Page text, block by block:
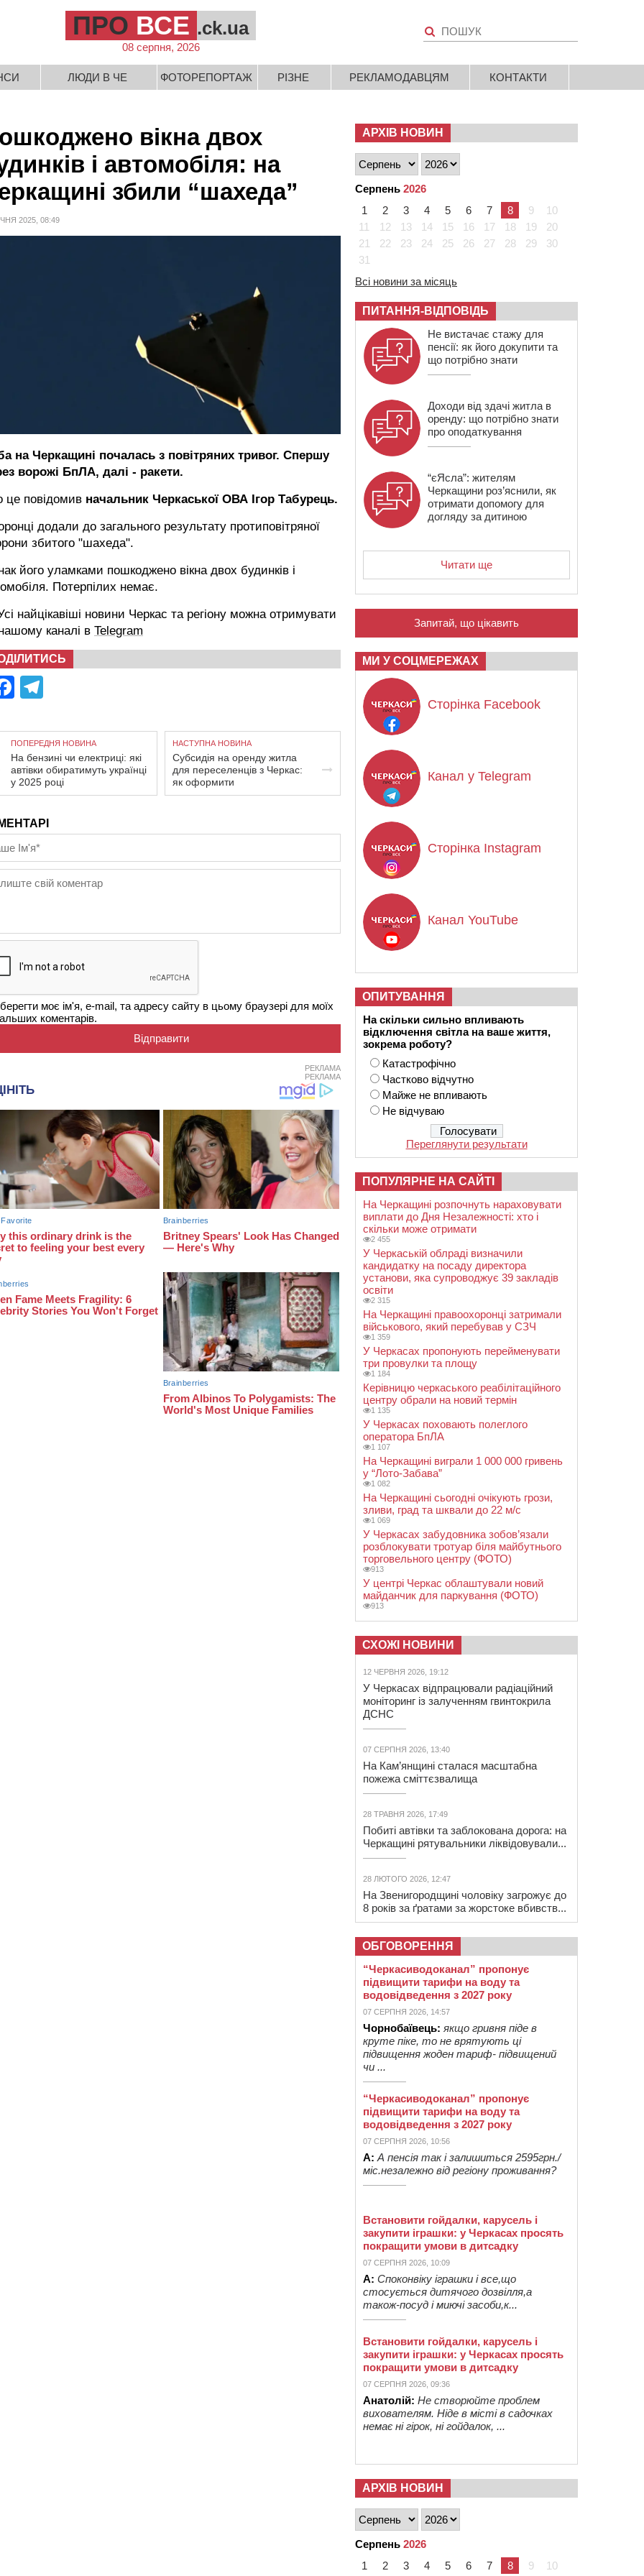
ПРО ВСЕ .ck.ua
08 серпня, 2026
ЛЮДИ В ЧЕ ФОТОРЕПОРТАЖ РІЗНЕ РЕКЛАМОДАВЦЯМ КОНТАКТИ
вікна двох
і автомобіля: на
збили “шахеда”
2025, 08:49
на Черкащині почалась з повітряних тривог. Спершу
ворожі БпЛА, далі - ракети.
це повідомив начальник Черкаської ОВА Ігор Табурець.
додали до загального результату протиповітряної
збитого "шахеда".
його уламками пошкоджено вікна двох будинків і
Потерпілих немає.
найцікавіші новини Черкас та регіону можна отримувати
каналі в Telegram
Facebook
ПОПЕРЕДНЯ НОВИНА
На бензині чи електриці: які
автівки обиратимуть українці
у 2025 році
НАСТУПНА НОВИНА
Субсидія на оренду житла
для переселенців з Черкас:
як оформити
моє ім'я, e-mail, та адресу сайту в цьому браузері для моїх
коментарів.
РЕКЛАМА
РЕКЛАМА
АРХІВ НОВИН
Серпень 2026
1
2 3 4 5 6 7 8 9
10
11
12 13 14 15 16 17 18 19
20
21
22 23 24 25 26 27 28 29
30
31
Всі новини за місяць
ПИТАННЯ-ВІДПОВІДЬ
Не вистачає стажу для
пенсії: як його докупити та
що потрібно знати
Доходи від здачі житла в
оренду: що потрібно знати
про оподаткування
“єЯсла”: жителям
Черкащини роз’яснили, як
отримати допомогу для
догляду за дитиною
Читати ще
Запитай, що цікавить
МИ У СОЦМЕРЕЖАХ
Сторінка Facebook
Канал у Telegram
Сторінка Instagram
Канал YouTube
ОПИТУВАННЯ
На скільки сильно впливають
відключення світла на ваше життя,
зокрема роботу?
Катастрофічно
Частково відчутно
Майже не впливають
Не відчуваю
Переглянути результати
ПОПУЛЯРНЕ НА САЙТІ
На Черкащині розпочнуть нараховувати
виплати до Дня Незалежності: хто і
скільки може отримати
2 455
У Черкаській облраді визначили
кандидатку на посаду директора
установи, яка супроводжує 39 закладів
освіти
2 315
На Черкащині правоохоронці затримали
військового, який перебував у СЗЧ
1 359
У Черкасах пропонують перейменувати
три провулки та площу
1 184
Керівницю черкаського реабілітаційного
центру обрали на новий термін
1 135
У Черкасах поховають полеглого
оператора БпЛА
1 107
На Черкащині виграли 1 000 000 гривень
у “Лото-Забава”
1 082
На Черкащині сьогодні очікують грози,
зливи, град та шквали до 22 м/с
1 069
У Черкасах забудовника зобов’язали
розблокувати тротуар біля майбутнього
торговельного центру (ФОТО)
913
У центрі Черкас облаштували новий
майданчик для паркування (ФОТО)
913
СХОЖІ НОВИНИ
12 ЧЕРВНЯ 2026, 19:12
У Черкасах відпрацювали радіаційний
моніторинг із залученням гвинтокрила
ДСНС
07 СЕРПНЯ 2026, 13:40
На Кам’янщині сталася масштабна
пожежа сміттєзвалища
28 ТРАВНЯ 2026, 17:49
Побиті автівки та заблокована дорога: на
Черкащині рятувальники ліквідовували...
28 ЛЮТОГО 2026, 12:47
На Звенигородщині чоловіку загрожує до
8 років за ґратами за жорстоке вбивств...
ОБГОВОРЕННЯ
“Черкасиводоканал” пропонує
підвищити тарифи на воду та
водовідведення з 2027 року
07 СЕРПНЯ 2026, 14:57
Чорнобаївець: якщо гривня піде в
круте піке, то не врятують ці
підвищення жоден тариф- підвищений
чи ...
“Черкасиводоканал” пропонує
підвищити тарифи на воду та
водовідведення з 2027 року
07 СЕРПНЯ 2026, 10:56
А: А пенсія так і залишиться 2595грн./
міс.незалежно від регіону проживання?
Встановити гойдалки, карусель і
закупити іграшки: у Черкасах просять
покращити умови в дитсадку
07 СЕРПНЯ 2026, 10:09
А: Споконвіку іграшки і все,що
стосується дитячого дозвілля,а
також-посуд і миючі засоби,к...
Встановити гойдалки, карусель і
закупити іграшки: у Черкасах просять
покращити умови в дитсадку
07 СЕРПНЯ 2026, 09:36
Анатолій: Не створюйте проблем
вихователям. Ніде в місті в садочках
немає ні гірок, ні гойдалок, ...
АРХІВ НОВИН
Серпень 2026
1
2 3 4 5 6 7 8 9 10